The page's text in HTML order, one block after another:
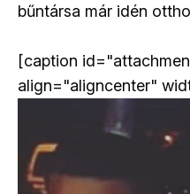
bűntársa már idén
[caption
align="aligncenter"